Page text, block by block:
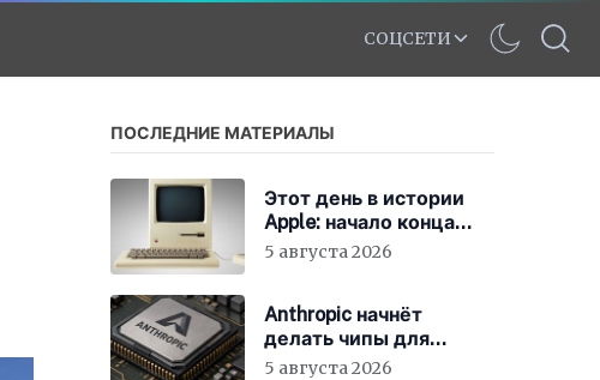
СОЦСЕТИ
ПОСЛЕДНИЕ МАТЕРИАЛЫ
Этот день в истории
Apple: начало конца
для клонов Mac
5 августа 2026
Anthropic начнёт
делать чипы для
Claude
5 августа 2026